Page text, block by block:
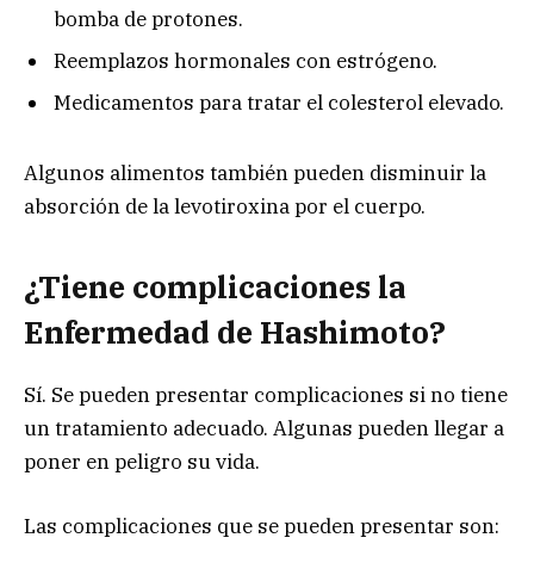
bomba de protones.
Reemplazos hormonales con estrógeno.
Medicamentos para tratar el colesterol elevado.
Algunos alimentos también pueden disminuir la
absorción de la levotiroxina por el cuerpo.
¿Tiene complicaciones la
Enfermedad de Hashimoto?
Sí. Se pueden presentar complicaciones si no tiene
un tratamiento adecuado. Algunas pueden llegar a
poner en peligro su vida.
Las complicaciones que se pueden presentar son: